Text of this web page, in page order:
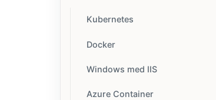
Kubernetes
Docker
Windows med IIS
Azure Container